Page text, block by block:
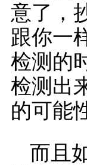
意了，
跟你一
检测的
检测出
的可能
而且